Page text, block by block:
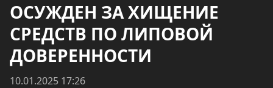
ОСУЖДЕН ЗА ХИЩЕНИЕ
СРЕДСТВ ПО ЛИПОВОЙ
ДОВЕРЕННОСТИ
10.01.2025 17:26